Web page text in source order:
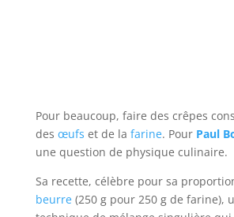
Pour beaucoup, faire des crêpes
des œufs et de la farine. Pour Paul
une question de physique culinaire.
Sa recette, célèbre pour sa
beurre(250 g pour 250 g de farine),